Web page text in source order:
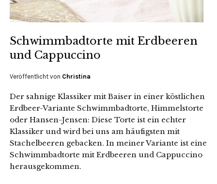
Schwimmbadtorte mit Erdbeeren
und Cappuccino
Veröffentlicht von Christina
Der sahnige Klassiker mit Baiser in einer köstlichen
Erdbeer-Variante Schwimmbadtorte, Himmelstorte
oder Hansen-Jensen: Diese Torte ist ein echter
Klassiker und wird bei uns am häufigsten mit
Stachelbeeren gebacken. In meiner Variante ist eine
Schwimmbadtorte mit Erdbeeren und Cappuccino
herausgekommen.